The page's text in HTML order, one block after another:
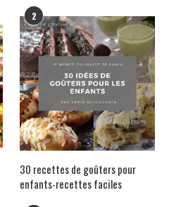
2
30 recettes de goûters pour
enfants-recettes faciles